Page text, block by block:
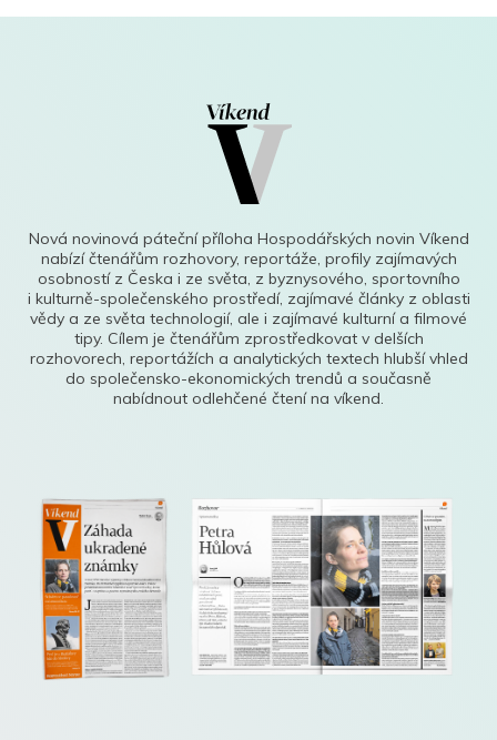
Nová novinová páteční příloha Hospodářských novin Víkend
nabízí čtenářům rozhovory, reportáže, profily zajímavých
osobností z Česka i ze světa, z byznysového, sportovního
i kulturně-společenského prostředí, zajímavé články z oblasti
vědy a ze světa technologií, ale i zajímavé kulturní a filmové
tipy. Cílem je čtenářům zprostředkovat v delších
rozhovorech, reportážích a analytických textech hlubší vhled
do společensko-ekonomických trendů a současně
nabídnout odlehčené čtení na víkend.